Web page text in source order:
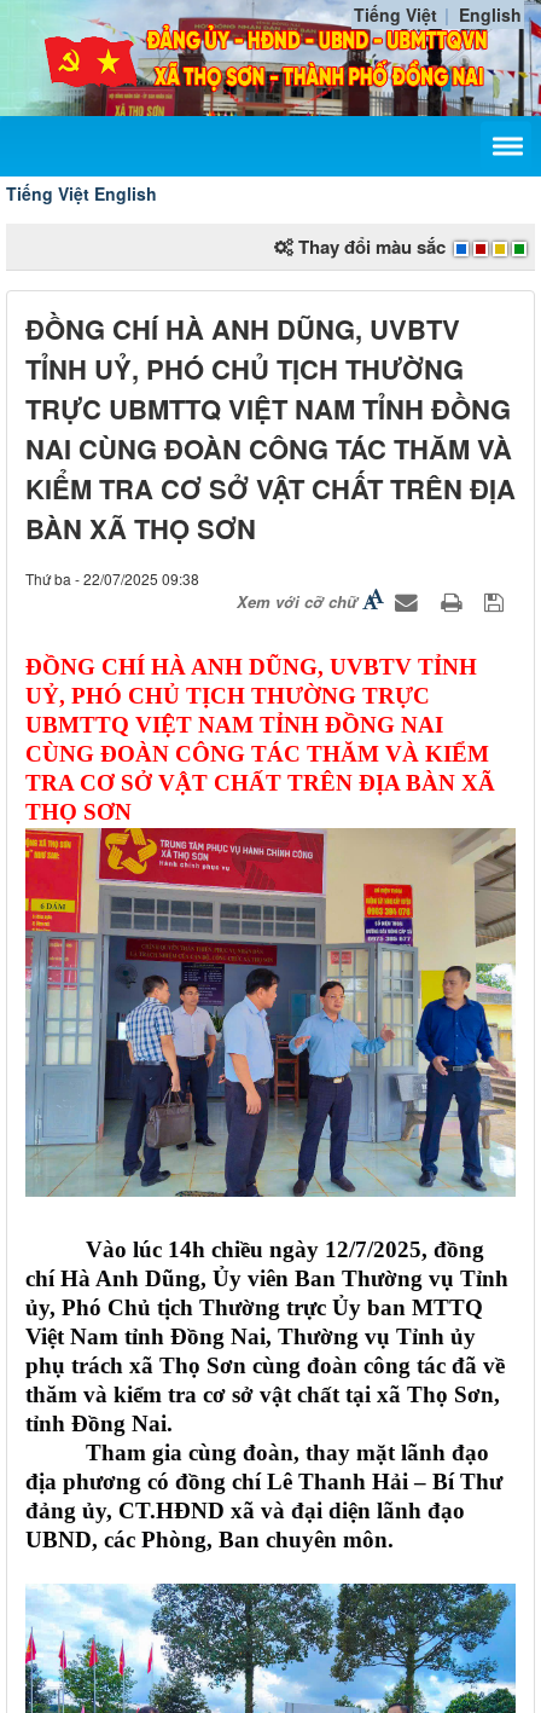
Tiếng Việt English
Tiếng Việt English
Thay đổi màu sắc
ĐỒNG CHÍ HÀ ANH DŨNG, UVBTV
TỈNH UỶ, PHÓ CHỦ TỊCH THƯỜNG
TRỰC UBMTTQ VIỆT NAM TỈNH ĐỒNG
NAI CÙNG ĐOÀN CÔNG TÁC THĂM VÀ
KIỂM TRA CƠ SỞ VẬT CHẤT TRÊN ĐỊA
BÀN XÃ THỌ SƠN
Thứ ba - 22/07/2025 09:38
Xem với cỡ chữ
ĐỒNG CHÍ HÀ ANH DŨNG, UVBTV TỈNH
UỶ, PHÓ CHỦ TỊCH THƯỜNG TRỰC
UBMTTQ VIỆT NAM TỈNH ĐỒNG NAI
CÙNG ĐOÀN CÔNG TÁC THĂM VÀ KIỂM
TRA CƠ SỞ VẬT CHẤT TRÊN ĐỊA BÀN XÃ
THỌ SƠN
Vào lúc 14h chiều ngày 12/7/2025, đồng
chí Hà Anh Dũng, Ủy viên Ban Thường vụ Tỉnh
ủy, Phó Chủ tịch Thường trực Ủy ban MTTQ
Việt Nam tỉnh Đồng Nai, Thường vụ Tỉnh ủy
phụ trách xã Thọ Sơn cùng đoàn công tác đã về
thăm và kiểm tra cơ sở vật chất tại xã Thọ Sơn,
tỉnh Đồng Nai.
Tham gia cùng đoàn, thay mặt lãnh đạo
địa phương có đồng chí Lê Thanh Hải – Bí Thư
đảng ủy, CT.HĐND xã và đại diện lãnh đạo
UBND, các Phòng, Ban chuyên môn.